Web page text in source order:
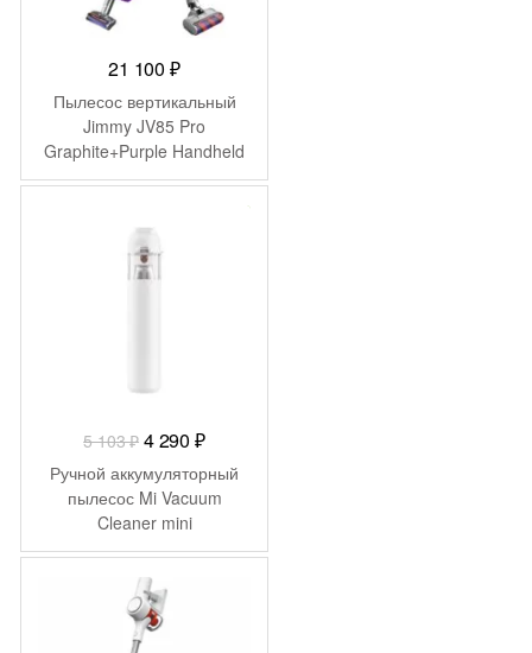
21 100₽
Пылесос вертикальный
Jimmy JV85 Pro
Graphite+Purple Handheld
Cordless Vacuum
ZD24W342060EU
5 103₽ Первоначальная
цена
составляла
5
103 ₽.
4 290 ₽Текущая
цена:
4
Ручной аккумуляторный
пылесос Mi Vacuum
Cleaner mini